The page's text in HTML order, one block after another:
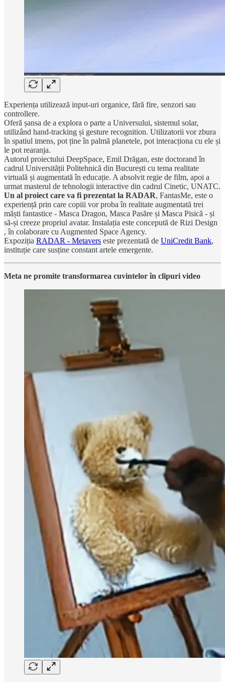
Experiența utilizează input-uri organice, fără fire, senzori sau
controllere.
Oferă șansa de a explora o parte a Universului, sistemul solar,
utilizând hand-tracking și gesture recognition. Utilizatorii vor zbura
în spatiul imens, pot ține în palmă planetele, pot interacționa cu ele și
le pot rearanja.
Autorul proiectului DeepSpace, Emil Drăgan, este doctorand în
cadrul Universității Politehnică din București cu tema realitate
virtuală și augmentată în educație. A absolvit regie de film, apoi a
urmat masterul de tehnologii interactive din cadrul Cinetic, UNATC.
Un al proiect care va fi prezentat la RADAR, FantasMe, este o
experiență prin care copiii vor proba în realitate augmentată trei
măști fantastice - Masca Dragon, Masca Pasăre și Masca Pisică - și
să-și creeze propriul avatar. Instalația este concepută de Rizi Design
, în colaborare cu Augmented Space Agency.
Expoziția RADAR - Metavers este prezentată de UniCredit Bank,
instituție care susține constant artele emergente.
Meta ne promite transformarea cuvintelor în clipuri video